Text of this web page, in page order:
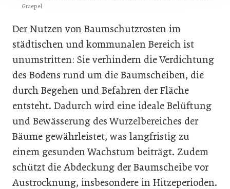
Graepel
Der Nutzen von Baumschutzrosten im
städtischen und kommunalen Bereich ist
unumstritten: Sie verhindern die Verdichtung
des Bodens rund um die Baumscheiben, die
durch Begehen und Befahren der Fläche
entsteht. Dadurch wird eine ideale Belüftung
und Bewässerung des Wurzelbereiches der
Bäume gewährleistet, was langfristig zu
einem gesunden Wachstum beiträgt. Zudem
schützt die Abdeckung der Baumscheibe vor
Austrocknung, insbesondere in Hitzeperioden.